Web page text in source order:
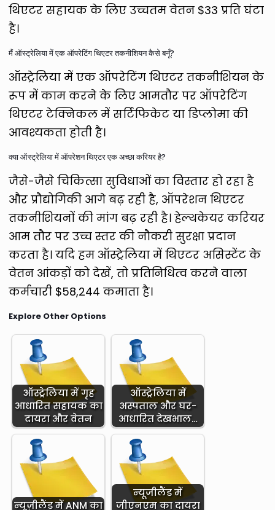
थिएटर सहायक के लिए उच्चतम वेतन $33 प्रति घंटा
है।
मैं ऑस्ट्रेलिया में एक ऑपरेटिंग थिएटर तकनीशियन कैसे बनूँ?
ऑस्ट्रेलिया में एक ऑपरेटिंग थिएटर तकनीशियन के
रूप में काम करने के लिए आमतौर पर ऑपरेटिंग
थिएटर टेक्निकल में सर्टिफिकेट या डिप्लोमा की
आवश्यकता होती है।
क्या ऑस्ट्रेलिया में ऑपरेशन थिएटर एक अच्छा करियर है?
जैसे-जैसे चिकित्सा सुविधाओं का विस्तार हो रहा है
और प्रौद्योगिकी आगे बढ़ रही है, ऑपरेशन थिएटर
तकनीशियनों की मांग बढ़ रही है। हेल्थकेयर करियर
आम तौर पर उच्च स्तर की नौकरी सुरक्षा प्रदान
करता है। यदि हम ऑस्ट्रेलिया में थिएटर असिस्टेंट के
वेतन आंकड़ों को देखें, तो प्रतिनिधित्व करने वाला
कर्मचारी $58,244 कमाता है।
Explore Other Options
ऑस्ट्रेलिया में गृह
आधारित सहायक का
दायरा और वेतन
ऑस्ट्रेलिया में
अस्पताल और घर-
आधारित देखभाल…
न्यूज़ीलैंड में ANM का
न्यूजीलैंड में
जीएनएम का दायरा